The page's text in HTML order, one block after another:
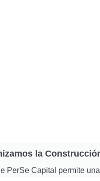
la
PerSe Capital permite